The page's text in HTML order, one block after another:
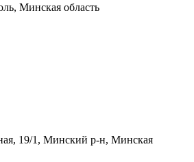
Минская область
19/1, Минский р-н, Минская